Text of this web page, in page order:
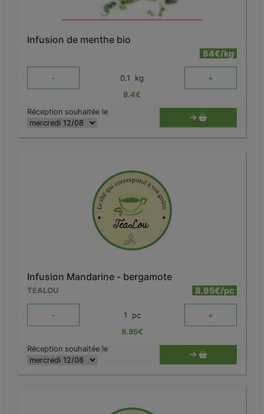
Infusion de menthe bio
84€/kg
- 0.1 kg +
8.4€
Réception souhaitée le
Infusion Mandarine - bergamote
TEALOU 8.95€/pc
- 1 pc +
8.95€
Réception souhaitée le